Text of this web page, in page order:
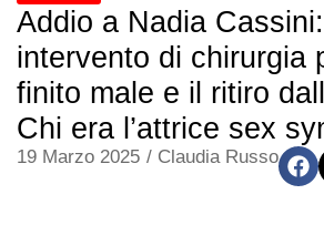
Addio a Nadia
intervento di chirurgia
finito male e il ritiro
Chi era l’attrice sex
19 Marzo 2025 / Claudia Russo